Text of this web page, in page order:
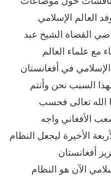
العالم الإسلامي.
القضاة الشيخ عبد
مع علماء العالم
في أفغانستان
السبب نحن وأنتم
الله تعالى فحسب.
الأفغاني واجه
الأخيرة ليجعل النظام
أفغانستان.
الآن هو النظام